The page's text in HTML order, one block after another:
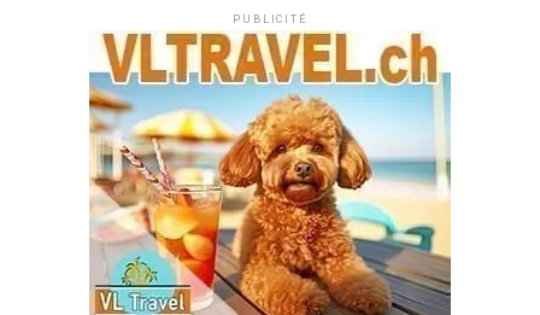
PUBLICITÉ